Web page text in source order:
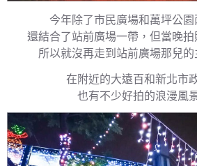
今年除了市民廣場和萬坪公
還結合了站前廣場一帶，但當晚
所以就沒再走到站前廣場那兒
在附近的大遠百和新北市
也有不少好拍的浪漫風